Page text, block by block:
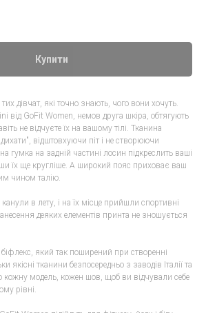
Купити
дівчат, які точно знають, чого вони хочуть.
від GoFit Women, немов друга шкіра, обтягують
не відчуєте їх на вашому тілі. Тканина
відштовхуючи піт і не створюючи
гумка на задній частині лосин підкреслить ваші
їх ще кругліше. А широкий пояс приховає ваш
чином талію.
в лету, і на їх місце прийшли спортивні
деяких елементів принта не зношується
який так поширений при створенні
якісні тканини безпосередньо з заводів Італії та
кожну модель, кожен шов, щоб ви відчували себе
рівні.